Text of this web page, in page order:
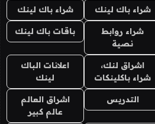
شراء باك لينك شراء باك لينك
شراء روابط
نصية
باقات باك لينك
اشراق لنك،
شراء باكلينكات
اعلانات الباك
لينك
التدريس
اشراق العالم
عالم كبير